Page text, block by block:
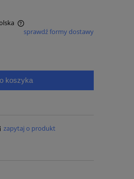
sprawdź formy dostawy
koszyka
zapytaj o produkt